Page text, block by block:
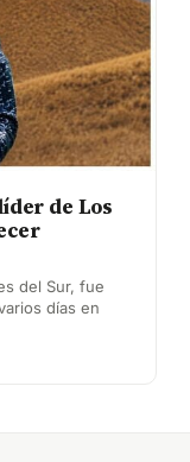
de Los
del Sur, fue
días en